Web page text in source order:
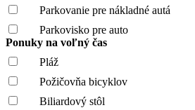
Parkovanie pre nákladné autá
Parkovisko pre auto
Ponuky na voľný čas
Pláž
Požičovňa bicyklov
Biliardový stôl